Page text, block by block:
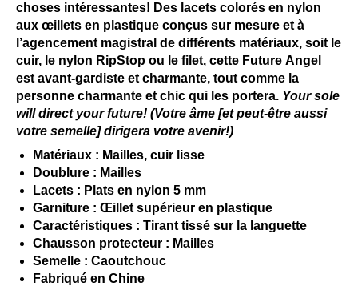
choses intéressantes! Des lacets colorés en nylon
aux œillets en plastique conçus sur mesure et à
l’agencement magistral de différents matériaux, soit le
cuir, le nylon RipStop ou le filet, cette Future Angel
est avant-gardiste et charmante, tout comme la
personne charmante et chic qui les portera. Your sole
will direct your future! (Votre âme [et peut-être aussi
votre semelle] dirigera votre avenir!)
Matériaux : Mailles, cuir lisse
Doublure : Mailles
Lacets : Plats en nylon 5 mm
Garniture : Œillet supérieur en plastique
Caractéristiques : Tirant tissé sur la languette
Chausson protecteur : Mailles
Semelle : Caoutchouc
Fabriqué en Chine